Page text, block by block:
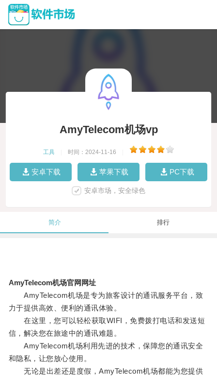
AmyTelecom机场vp
工具 时间：2024-11-16
安卓下载 苹果下载 PC下载
安卓市场，安全绿色
简介 排行
AmyTelecom机场官网网址
AmyTelecom机场是专为旅客设计的通讯服务平台，致
力于提供高效、便利的通讯体验。
在这里，您可以轻松获取WIFI，免费拨打电话和发送短
信，解决您在旅途中的通讯难题。
AmyTelecom机场利用先进的技术，保障您的通讯安全
和隐私，让您放心使用。
无论是出差还是度假，AmyTelecom机场都能为您提供